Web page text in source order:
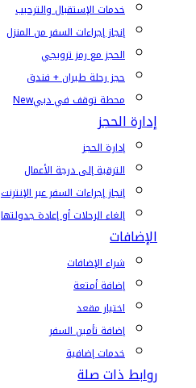
خدمات الإستقبال والترحيب
إنجاز إجراءات السفر من المنزل
الحجز مع رمز ترويجي
حجز رحلة طيران + فندق
محطة توقف في دبيNew
إدارة الحجز
إدارة الحجز
الترقية إلى درجة الأعمال
إنجاز إجراءات السفر عبر الإنترنت
إلغاء الرحلات أو إعادة جدولتها
الإضافات
شراء الإضافات
إضافة أمتعة
اختيار مقعد
إضافة تأمين السفر
خدمات إضافية
روابط ذات صلة